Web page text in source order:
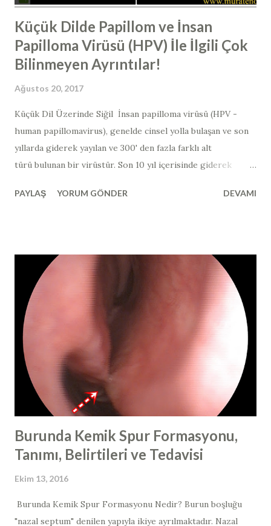
Küçük Dilde Papillom ve İnsan
Papilloma Virüsü (HPV) İle İlgili Çok
Bilinmeyen Ayrıntılar!
Ağustos 20, 2017
Küçük Dil Üzerinde Siğil İnsan papilloma virüsü (HPV -
human papillomavirus​), genelde cinsel yolla bulaşan ve son
yıllarda giderek yayılan ve 300' den fazla farklı alt
türü bulunan bir virüstür. Son 10 yıl içerisinde giderek
grupları "siğil" ya da "papillom" olarak adlandırılan
"olası yüksek riskli" ve "düşük riskli" olarak üç alt gruba
ayrılmaktadır (yüksek riskli tipler >> tip 16, 18, 31, 33, 35, 39,
45), olası yüksek riskli tipler >> tip 26, 53, 66 ve düşük riskli
tipler tip >> 6, 11, 40, 42, 43, 44, 54). Genelde fark edilen
lezyonların çoğu iyi huyludur. Son yıllarda, bu virüsün sadece
cinsel ilişki yolu ile değil; direk mukozal temas yoluyla da
bulaşabildiğinin netlik kazanması...
PAYLAŞ YORUM GÖNDER DEVAMI
Burunda Kemik Spur Formasyonu,
Tanımı, Belirtileri ve Tedavisi
Ekim 13, 2016
Burunda Kemik Spur Formasyonu Nedir? Burun boşluğu
"nazal septum" denilen yapıyla ikiye ayrılmaktadır. Nazal